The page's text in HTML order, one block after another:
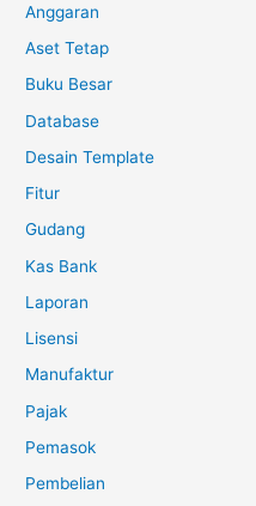
Anggaran
Aset Tetap
Buku Besar
Database
Desain Template
Fitur
Gudang
Kas Bank
Laporan
Lisensi
Manufaktur
Pajak
Pemasok
Pembelian